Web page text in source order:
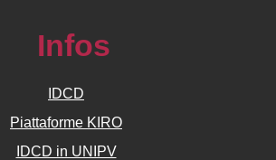
Infos
IDCD
Piattaforme KIRO
IDCD in UNIPV